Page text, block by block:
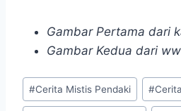
Gambar Pertama dari
Gambar Kedua dari
Post
Tags:
#Cerita Mistis Pendaki #